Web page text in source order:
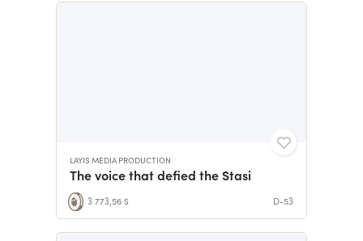
LAYIS MEDIA PRODUCTION
The voice that defied the Stasi
3 773,56 $ D-53